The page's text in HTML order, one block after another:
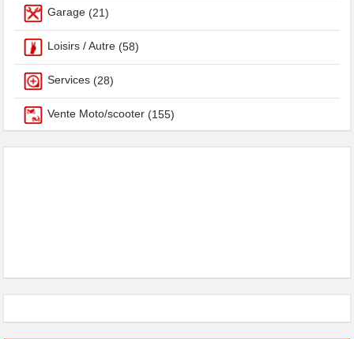
Garage (21)
Loisirs / Autre (58)
Services (28)
Vente Moto/scooter (155)